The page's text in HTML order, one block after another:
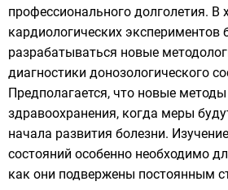
профессионального долголетия. В
кардиологических экспериментов
разрабатываться новые
диагностики донозологического
Предполагается, что новые
здравоохранения, когда меры
начала развития болезни.
состояний особенно необходимо
как они подвержены постоянным